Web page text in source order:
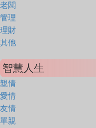
老闆
管理
理財
其他
智慧人生
親情
愛情
友情
單親